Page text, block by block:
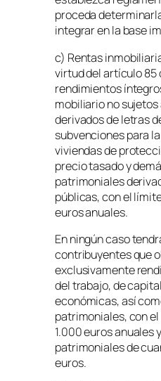
proceda
integrar en la base
c) Rentas
virtud del artículo 85
rendimientos
mobiliario no
derivados de letras
subvenciones para
viviendas de
precio tasado y
patrimoniales
públicas, con el
euros anuales.
En ningún caso
contribuyentes que
exclusivamente
del trabajo, de
económicas, así
patrimoniales, con
1.000 euros anuales
patrimoniales de
euros.